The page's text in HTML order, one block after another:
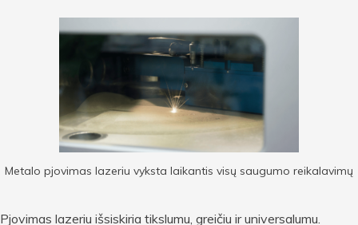
Metalo pjovimas lazeriu vyksta laikantis visų saugumo reikalavimų
Pjovimas lazeriu išsiskiria tikslumu, greičiu ir universalumu.